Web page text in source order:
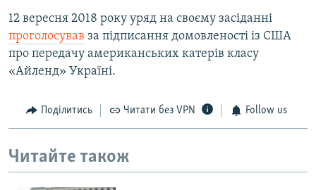
12 вересня 2018 року уряд на своєму засіданні
проголосував за підписання домовленості із США
про передачу американських катерів класу
«Айленд» Україні.
Поділитись Читати без VPN Follow us
Читайте також